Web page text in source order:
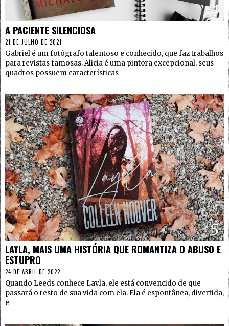
4
A PACIENTE SILENCIOSA
21 DE JULHO DE 2021
Gabriel é um fotógrafo talentoso e conhecido, que faz trabalhos
para revistas famosas. Alicia é uma pintora excepcional, seus
quadros possuem características
5
LAYLA, MAIS UMA HISTÓRIA QUE ROMANTIZA O ABUSO E
ESTUPRO
24 DE ABRIL DE 2022
Quando Leeds conhece Layla, ele está convencido de que
passará o resto de sua vida com ela. Ela é espontânea, divertida,
e